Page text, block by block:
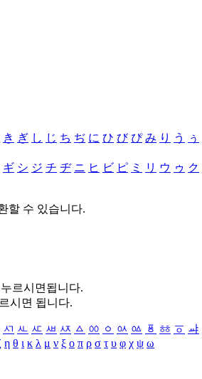
き ぎ し じ ち ぢ に ひ び ぴ み り う ぅ
ギ シ ジ チ ヂ ニ ヒ ビ ピ ミ リ ウ ゥ ク
할 수 있습니다.
르시면됩니다.
시면 됩니다.
ㅺ ㅻ ㅼ ㅽ ㅾ ㅿ ㆀ ㆁ ㆂ ㆃ ㆄ ㆅ ㆆ ㆇ
η θ ι κ λ μ ν ξ ο π ρ σ τ υ φ χ ψ ω